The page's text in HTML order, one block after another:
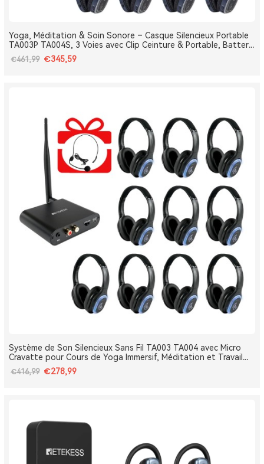
Yoga, Méditation & Soin Sonore – Casque Silencieux Portable
TA003P TA004S, 3 Voies avec Clip Ceinture & Portable, Batterie
Amovible, Bluetooth, Bass Boost
€461,99 €345,59
Système de Son Silencieux Sans Fil TA003 TA004 avec Micro
Cravatte pour Cours de Yoga Immersif, Méditation et Travail
Respiratoire
€416,99 €278,99